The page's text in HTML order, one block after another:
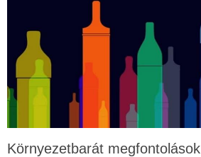
Környezetbarát megfontolások